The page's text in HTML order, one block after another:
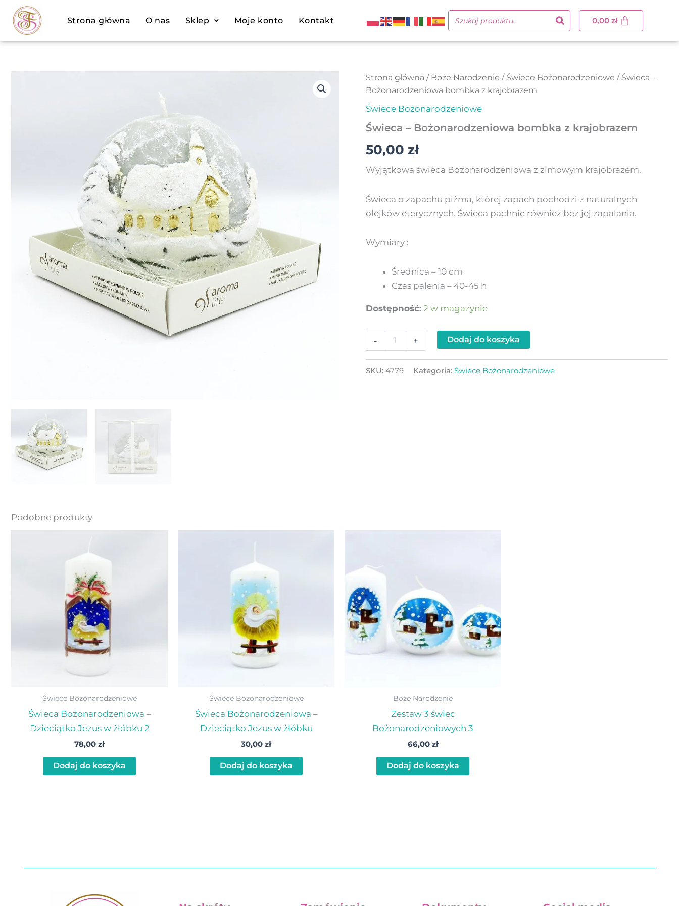
Przejdź
treści
Strona główna O nas Sklep Moje konto Kontakt 0,00zł
Strona główna / Boże Narodzenie / Świece Bożonarodzeniowe / Świeca –
Bożonarodzeniowa bombka z krajobrazem
Świece Bożonarodzeniowe
Świeca – Bożonarodzeniowa bombka z krajobrazem
50,00 zł
Wyjątkowa świeca Bożonarodzeniowa z zimowym krajobrazem.
Świeca o zapachu piżma, której zapach pochodzi z naturalnych
olejków eterycznych. Świeca pachnie również bez jej zapalania.
Wymiary :
Średnica – 10 cm
Czas palenia – 40-45 h
Dostępność: 2 w magazynie
-
ilość
Świeca
-
Bożonarodzeniowa
z
+ Dodaj do koszyka
SKU: 4779 Kategoria: Świece Bożonarodzeniowe
Podobne produkty
Świece Bożonarodzeniowe
Świeca Bożonarodzeniowa –
Dzieciątko Jezus w żłóbku 2
78,00 zł
Dodaj do koszyka
Świece Bożonarodzeniowe
Świeca Bożonarodzeniowa –
Dzieciątko Jezus w żłóbku
30,00 zł
Dodaj do koszyka
Boże Narodzenie
Zestaw 3 świec
Bożonarodzeniowych 3
66,00 zł
Dodaj do koszyka